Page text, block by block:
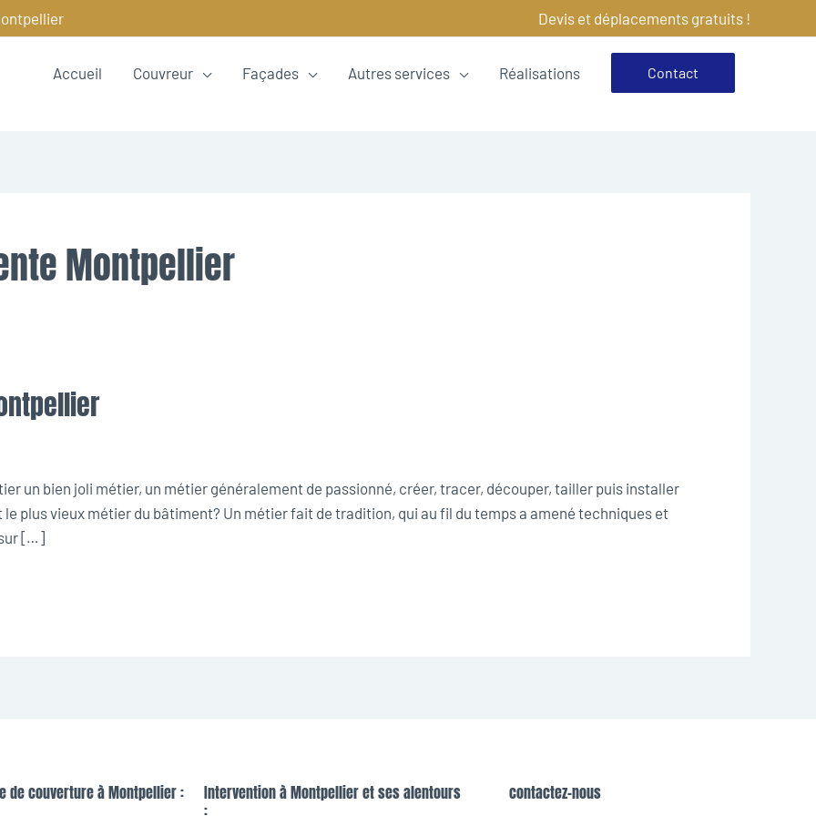
Devis et déplacements gratuits !
Accueil Couvreur Façades Autres services Réalisations Contact
Montpellier
un bien joli métier, un métier généralement de passionné, créer, tracer, découper, tailler puis installer
le plus vieux métier du bâtiment? Un métier fait de tradition, qui au fil du temps a amené techniques et
[…]
de couverture à Montpellier :
Intervention à Montpellier et ses alentours
:
contactez-nous